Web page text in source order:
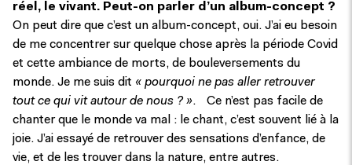
réel, le vivant. Peut-on parler d’un album-concept ?
On peut dire que c’est un album-concept, oui. J’ai eu besoin
de me concentrer sur quelque chose après la période Covid
et cette ambiance de morts, de bouleversements du
monde. Je me suis dit « pourquoi ne pas aller retrouver
tout ce qui vit autour de nous ? ». Ce n’est pas facile de
chanter que le monde va mal : le chant, c’est souvent lié à la
joie. J’ai essayé de retrouver des sensations d’enfance, de
vie, et de les trouver dans la nature, entre autres.